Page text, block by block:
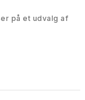
på et udvalg af